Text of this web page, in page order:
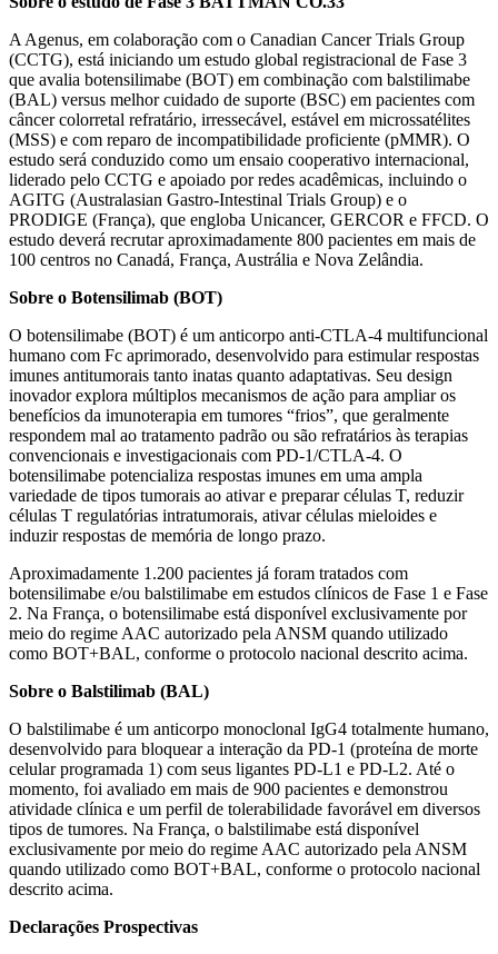
A Agenus, em colaboração com o Canadian Cancer Trials Group
(CCTG), está iniciando um estudo global registracional de Fase 3
que avalia botensilimabe (BOT) em combinação com balstilimabe
(BAL) versus melhor cuidado de suporte (BSC) em pacientes com
câncer colorretal refratário, irressecável, estável em microssatélites
(MSS) e com reparo de incompatibilidade proficiente (pMMR). O
estudo será conduzido como um ensaio cooperativo internacional,
liderado pelo CCTG e apoiado por redes acadêmicas, incluindo o
AGITG (Australasian Gastro-Intestinal Trials Group) e o
PRODIGE (França), que engloba Unicancer, GERCOR e FFCD. O
estudo deverá recrutar aproximadamente 800 pacientes em mais de
100 centros no Canadá, França, Austrália e Nova Zelândia.
Sobre o Botensilimab (BOT)
O botensilimabe (BOT) é um anticorpo anti-CTLA-4 multifuncional
humano com Fc aprimorado, desenvolvido para estimular respostas
imunes antitumorais tanto inatas quanto adaptativas. Seu design
inovador explora múltiplos mecanismos de ação para ampliar os
benefícios da imunoterapia em tumores “frios”, que geralmente
respondem mal ao tratamento padrão ou são refratários às terapias
convencionais e investigacionais com PD-1/CTLA-4. O
botensilimabe potencializa respostas imunes em uma ampla
variedade de tipos tumorais ao ativar e preparar células T, reduzir
células T regulatórias intratumorais, ativar células mieloides e
induzir respostas de memória de longo prazo.
Aproximadamente 1.200 pacientes já foram tratados com
botensilimabe e/ou balstilimabe em estudos clínicos de Fase 1 e Fase
2. Na França, o botensilimabe está disponível exclusivamente por
meio do regime AAC autorizado pela ANSM quando utilizado
como BOT+BAL, conforme o protocolo nacional descrito acima.
Sobre o Balstilimab (BAL)
O balstilimabe é um anticorpo monoclonal IgG4 totalmente humano,
desenvolvido para bloquear a interação da PD-1 (proteína de morte
celular programada 1) com seus ligantes PD-L1 e PD-L2. Até o
momento, foi avaliado em mais de 900 pacientes e demonstrou
atividade clínica e um perfil de tolerabilidade favorável em diversos
tipos de tumores. Na França, o balstilimabe está disponível
exclusivamente por meio do regime AAC autorizado pela ANSM
quando utilizado como BOT+BAL, conforme o protocolo nacional
descrito acima.
Declarações Prospectivas